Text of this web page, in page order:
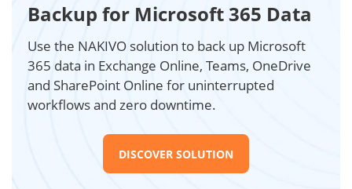
Backup for Microsoft 365 Data
Use the NAKIVO solution to back up Microsoft
365 data in Exchange Online, Teams, OneDrive
and SharePoint Online for uninterrupted
workflows and zero downtime.
DISCOVER SOLUTION